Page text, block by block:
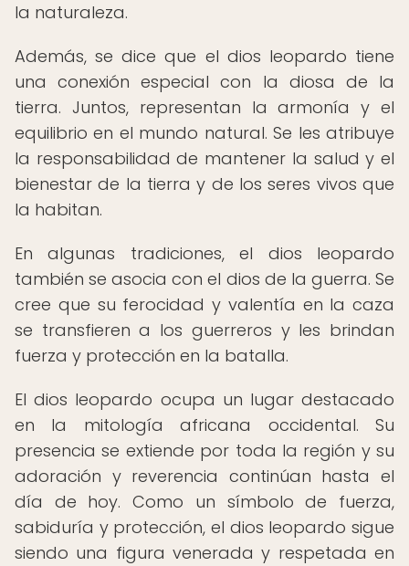
la naturaleza.
Además, se dice que el dios leopardo tiene
una conexión especial con la diosa de la
tierra. Juntos, representan la armonía y el
equilibrio en el mundo natural. Se les atribuye
la responsabilidad de mantener la salud y el
bienestar de la tierra y de los seres vivos que
la habitan.
En algunas tradiciones, el dios leopardo
también se asocia con el dios de la guerra. Se
cree que su ferocidad y valentía en la caza
se transfieren a los guerreros y les brindan
fuerza y protección en la batalla.
El dios leopardo ocupa un lugar destacado
en la mitología africana occidental. Su
presencia se extiende por toda la región y su
adoración y reverencia continúan hasta el
día de hoy. Como un símbolo de fuerza,
sabiduría y protección, el dios leopardo sigue
siendo una figura venerada y respetada en